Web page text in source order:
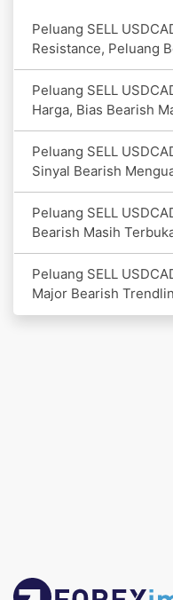
Peluang SELL
Resistance, Peluang
Peluang SELL
Harga, Bias Bearish
Peluang SELL
Sinyal Bearish
Peluang SELL
Bearish Masih
Peluang SELL
Major Bearish